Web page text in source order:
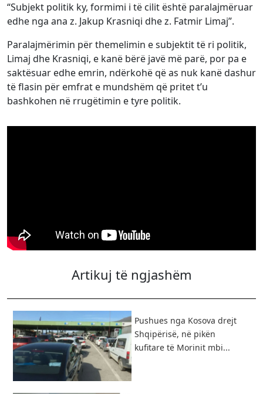
“Subjekt politik ky, formimi i të cilit është paralajmëruar
edhe nga ana z. Jakup Krasniqi dhe z. Fatmir Limaj”.
Paralajmërimin për themelimin e subjektit të ri politik,
Limaj dhe Krasniqi, e kanë bërë javë më parë, por pa e
saktësuar edhe emrin, ndërkohë që as nuk kanë dashur
të flasin për emfrat e mundshëm që pritet t’u
bashkohen në rrugëtimin e tyre politik.
Artikuj të ngjashëm
Pushues nga Kosova drejt
Shqipërisë, në pikën
kufitare të Morinit mbi...